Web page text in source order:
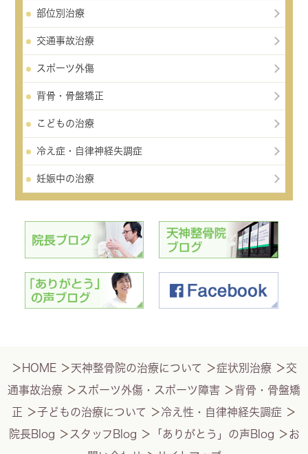
部位別治療
交通事故治療
スポーツ外傷
背骨・骨盤矯正
こどもの治療
冷え症・自律神経失調症
妊娠中の治療
＞ HOME ＞天神整骨院の治療について ＞症状別治療 ＞交
通事故治療 ＞ スポーツ外傷・スポーツ障害 ＞背骨・骨盤矯
正
＞子どもの治療について ＞冷え性・自律神経失調症 ＞
院長Blog ＞ スタッフBlog ＞ 「ありがとう」の声Blog ＞お